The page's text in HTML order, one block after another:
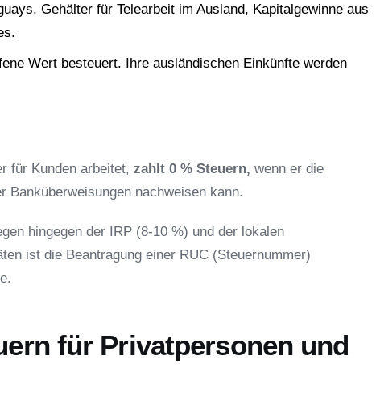
Gehälter für Telearbeit im Ausland, Kapitalgewinne aus
Wert besteuert. Ihre ausländischen Einkünfte werden
für Kunden arbeitet, zahlt 0 % Steuern, wenn er die
Banküberweisungen nachweisen kann.
hingegen der IRP (8-10 %) und der lokalen
ist die Beantragung einer RUC (Steuernummer)
für Privatpersonen und